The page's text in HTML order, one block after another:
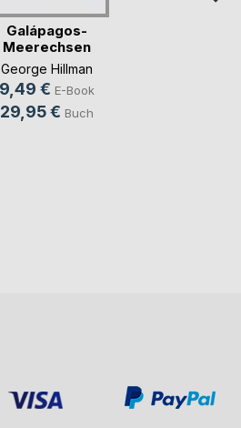
Galápagos-
Meerechsen
George Hillman
9,49 € E-Book
29,95 € Buch